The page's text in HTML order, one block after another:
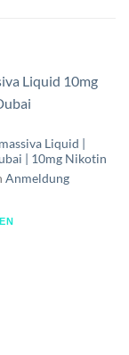
Liquid |
| 10mg Nikotin
Anmeldung